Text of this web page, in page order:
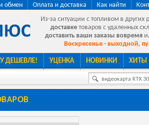
обмен Оплата и доставка Как найти
Из-за ситуации с топливом в других
доставке товаров с удаленных
доставить ваши заказы вовремя
Воскресенье - выходной,
ДЕШЕВЛЕ! УЦЕНКА НОВИНКИ ХИТЫ
видеокарта RTX